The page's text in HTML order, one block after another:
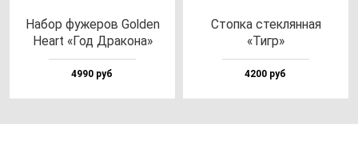
Набор фу­же­ров Gol­den
Heart «Год Дра­ко­на»
4990 руб
Стоп­ка стек­лян­ная
«Тигр»
4200 руб